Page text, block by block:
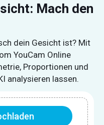
Mach den
dein Gesicht ist? Mit
YouCam Online
Proportionen und
analysieren lassen.